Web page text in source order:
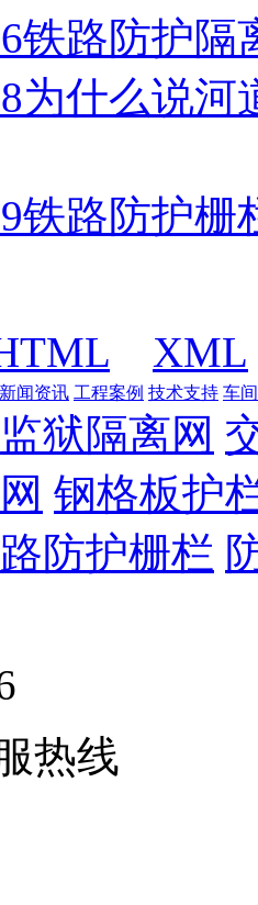
铁路防护隔
为什么说河
铁路防护栅
XML
新闻资讯 工程案例 技术支持 车
监狱隔离网
钢格板护
防护栅栏
热线